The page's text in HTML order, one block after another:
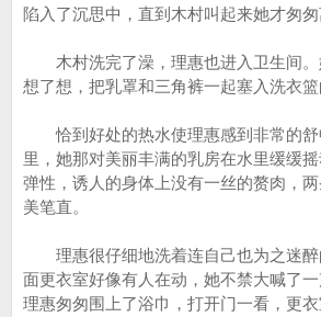
陷入了沉思中，直到木村叫起来她才匆匆
木村洗完了澡，理惠也进入卫生间。
想了想，把乳罩和三角裤一起塞入洗衣篮
恰到好处的热水使理惠感到非常的舒
里，她那对美丽丰满的乳房在水里缓缓
弹性，诱人的身体上没有一丝的赘肉，
美笔直。
理惠很仔细地洗着连自己也为之迷醉
面更衣室好像有人在动，她不禁大喊了一
理惠匆匆围上了浴巾，打开门一看，更衣